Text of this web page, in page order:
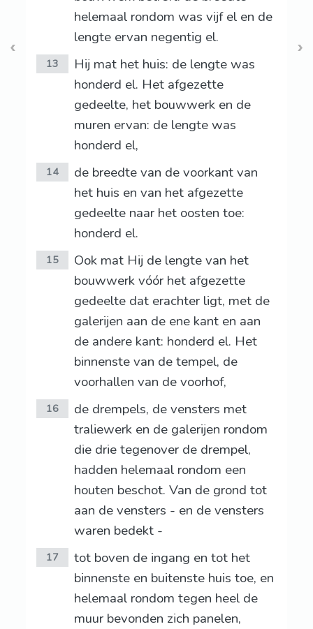
helemaal rondom was vijf el en de
lengte ervan negentig el.
13
Hij mat het huis: de lengte was
honderd el. Het afgezette
gedeelte, het bouwwerk en de
muren ervan: de lengte was
honderd el,
14
de breedte van de voorkant van
het huis en van het afgezette
gedeelte naar het oosten toe:
honderd el.
15
Ook mat Hij de lengte van het
bouwwerk vóór het afgezette
gedeelte dat erachter ligt, met de
galerijen aan de ene kant en aan
de andere kant: honderd el. Het
binnenste van de tempel, de
voorhallen van de voorhof,
16
de drempels, de vensters met
traliewerk en de galerijen rondom
die drie tegenover de drempel,
hadden helemaal rondom een
houten beschot. Van de grond tot
aan de vensters - en de vensters
waren bedekt -
17
tot boven de ingang en tot het
binnenste en buitenste huis toe, en
helemaal rondom tegen heel de
muur bevonden zich panelen,